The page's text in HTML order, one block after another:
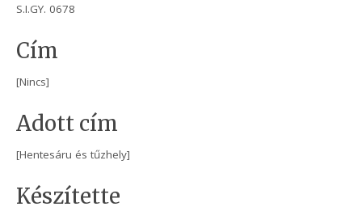
S.I.GY. 0678
Cím
[Nincs]
Adott cím
[Hentesáru és tűzhely]
Készítette